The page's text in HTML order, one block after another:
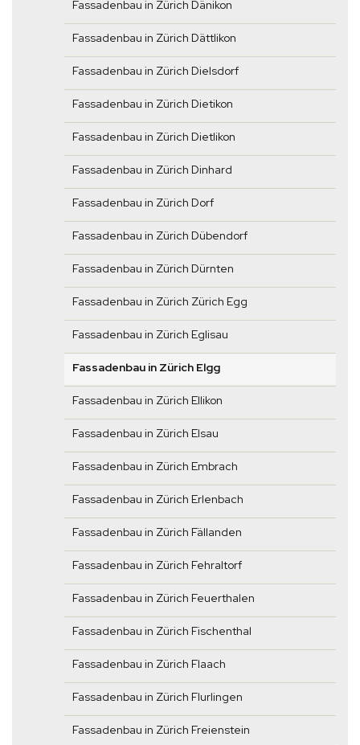
Fassadenbau in Zürich Dänikon
Fassadenbau in Zürich Dättlikon
Fassadenbau in Zürich Dielsdorf
Fassadenbau in Zürich Dietikon
Fassadenbau in Zürich Dietlikon
Fassadenbau in Zürich Dinhard
Fassadenbau in Zürich Dorf
Fassadenbau in Zürich Dübendorf
Fassadenbau in Zürich Dürnten
Fassadenbau in Zürich Zürich Egg
Fassadenbau in Zürich Eglisau
Fassadenbau in Zürich Elgg
Fassadenbau in Zürich Ellikon
Fassadenbau in Zürich Elsau
Fassadenbau in Zürich Embrach
Fassadenbau in Zürich Erlenbach
Fassadenbau in Zürich Fällanden
Fassadenbau in Zürich Fehraltorf
Fassadenbau in Zürich Feuerthalen
Fassadenbau in Zürich Fischenthal
Fassadenbau in Zürich Flaach
Fassadenbau in Zürich Flurlingen
Fassadenbau in Zürich Freienstein